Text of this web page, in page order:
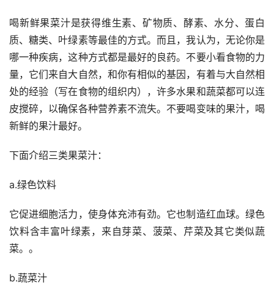
喝新鲜果菜汁是获得维生素、矿物质、酵素、水分、蛋白
质、糖类、叶绿素等最佳的方式。而且，我认为，无论你是
哪一种疾病，这种方式都是最好的良药。不要小看食物的力
量，它们来自大自然，和你有相似的基因，有着与大自然相
处的经验（写在食物的组织内），许多水果和蔬菜都可以连
皮搅碎，以确保各种营养素不流失。不要喝变味的果汁，喝
新鲜的果汁最好。
下面介绍三类果菜汁：
a.绿色饮料
它促进细胞活力，使身体充沛有劲。它也制造红血球。绿色
饮料含丰富叶绿素，来自芽菜、菠菜、芹菜及其它类似蔬
菜。。
b.蔬菜汁